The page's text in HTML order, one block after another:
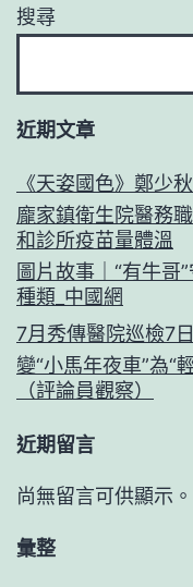
搜尋
近期文章
《天姿國色》鄭少
龐家鎮衛生院醫務
和診所疫苗量體溫
圖片故事｜“有牛哥
種類_中國網
7月秀傳醫院巡檢7
變“小馬年夜車”為“
（評論員觀察）
近期留言
尚無留言可供顯示。
彙整